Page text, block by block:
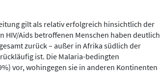
gilt als relativ erfolgreich hinsichtlich der
HIV/Aids betroffenen Menschen haben deutlich
zurück – außer in Afrika südlich der
ist. Die Malaria-bedingten
vor, wohingegen sie in anderen Kontinenten